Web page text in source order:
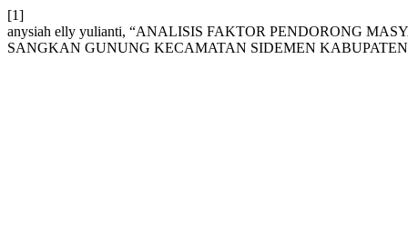
[1]
anysiah elly yulianti, “ANALISIS FAKTOR PENDORONG
SANGKAN GUNUNG KECAMATAN SIDEMEN